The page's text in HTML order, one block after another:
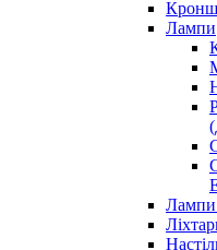
Лампи
Лампи